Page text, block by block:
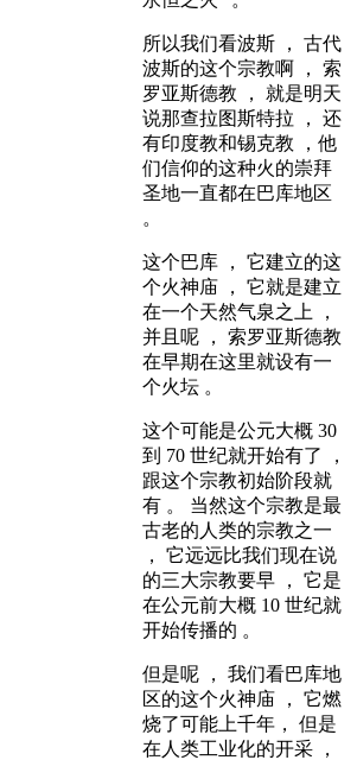
所以我们看波斯 ， 古代
波斯的这个宗教啊 ， 索
罗亚斯德教 ， 就是明天
说那查拉图斯特拉 ， 还
有印度教和锡克教 ，他
们信仰的这种火的崇拜
圣地一直都在巴库地区
。
这个巴库 ， 它建立的这
个火神庙 ， 它就是建立
在一个天然气泉之上 ，
并且呢 ， 索罗亚斯德教
在早期在这里就设有一
个火坛 。
这个可能是公元大概 30
到 70 世纪就开始有了 ，
跟这个宗教初始阶段就
有 。 当然这个宗教是最
古老的人类的宗教之一
， 它远远比我们现在说
的三大宗教要早 ， 它是
在公元前大概 10 世纪就
开始传播的 。
但是呢 ， 我们看巴库地
区的这个火神庙 ， 它燃
烧了可能上千年， 但是
在人类工业化的开采 ，